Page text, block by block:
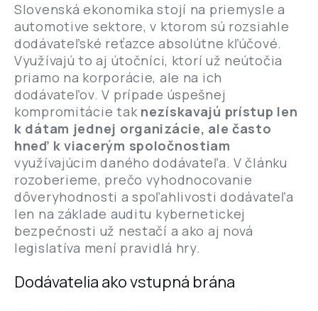
Slovenská ekonomika stojí na priemysle a
automotive sektore, v ktorom sú rozsiahle
dodávateľské reťazce absolútne kľúčové.
Využívajú to aj útočníci, ktorí už neútočia
priamo na korporácie, ale na ich
dodávateľov. V prípade úspešnej
kompromitácie tak nezískavajú prístup len
k dátam jednej organizácie, ale často
hneď k viacerým spoločnostiam
využívajúcim daného dodávateľa. V článku
rozoberieme, prečo vyhodnocovanie
dôveryhodnosti a spoľahlivosti dodávateľa
len na základe auditu kybernetickej
bezpečnosti už nestačí a ako aj nová
legislatíva mení pravidlá hry.
Dodávatelia ako vstupná brána